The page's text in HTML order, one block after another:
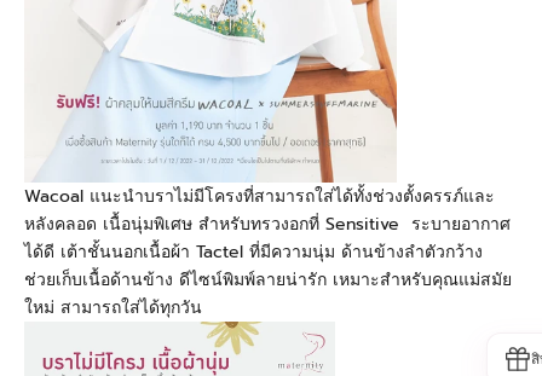
Wacoal แนะนำบราไม่มีโครงที่สามารถใส่ได้ทั้งช่วงตั้งครรภ์และ
หลังคลอด เนื้อนุ่มพิเศษ สำหรับทรวงอกที่ Sensitive ระบายอากาศ
ได้ดี เต้าชั้นนอกเนื้อผ้า Tactel ที่มีความนุ่ม ด้านข้างลำตัวกว้าง
ช่วยเก็บเนื้อด้านข้าง ดีไซน์พิมพ์ลายน่ารัก เหมาะสำหรับคุณแม่สมัย
ใหม่ สามารถใส่ได้ทุกวัน